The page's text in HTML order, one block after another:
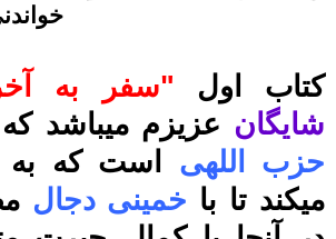
کتاب اول "سفر به
شایگان عزیزم میباشد
حزب اللهی است که به
میکند تا با خمینی دجال